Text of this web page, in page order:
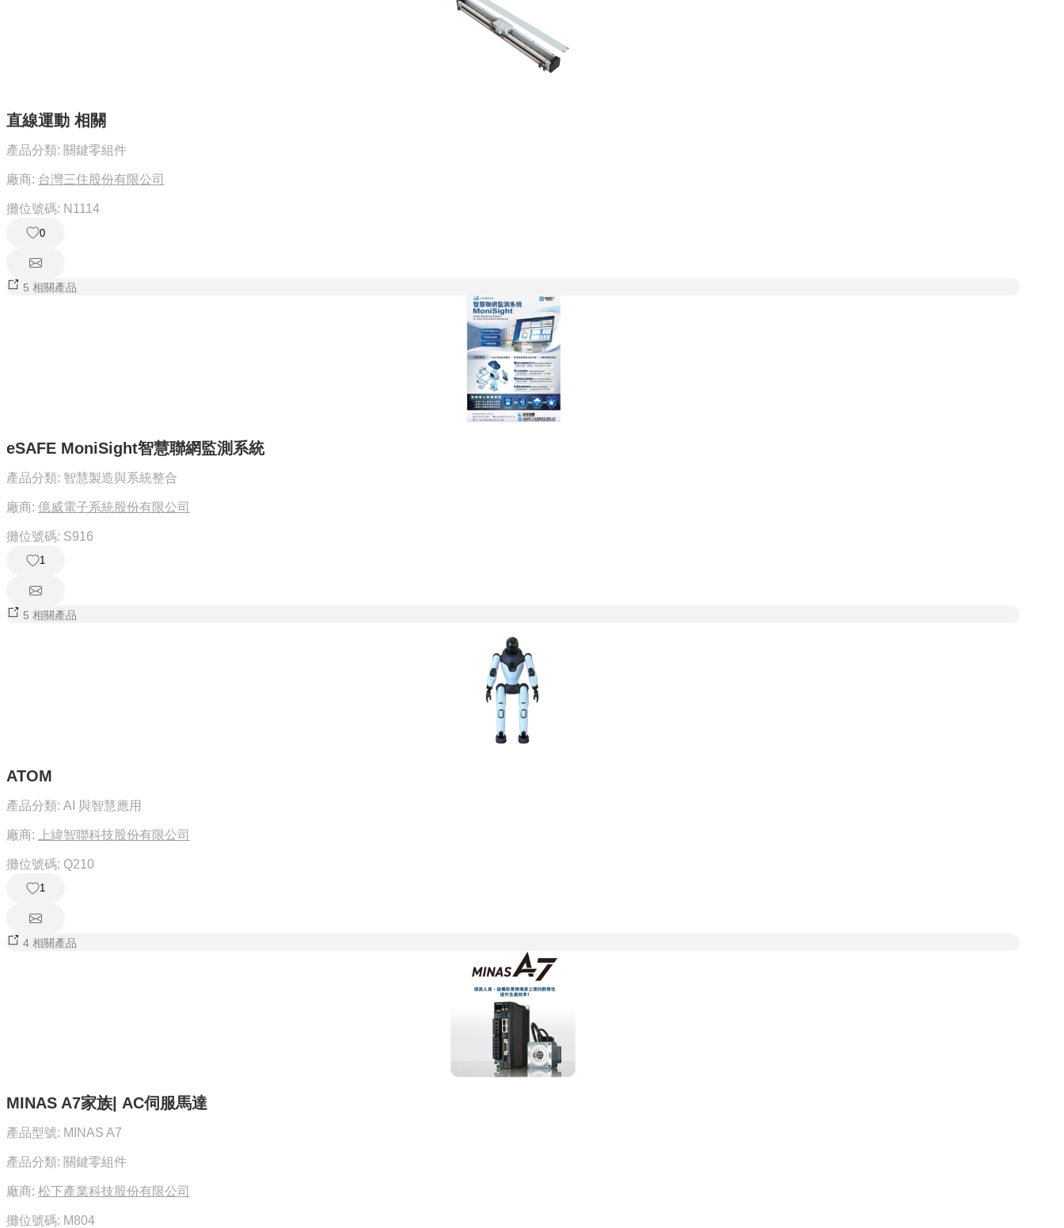
直線運動 相關
產品分類: 關鍵零組件
廠商: 台灣三住股份有限公司
攤位號碼: N1114
0
5 相關產品
eSAFE MoniSight智慧聯網監測系統
產品分類: 智慧製造與系統整合
廠商: 億威電子系統股份有限公司
攤位號碼: S916
1
5 相關產品
ATOM
產品分類: AI 與智慧應用
廠商: 上緯智聯科技股份有限公司
攤位號碼: Q210
1
4 相關產品
MINAS A7家族| AC伺服馬達
產品型號: MINAS A7
產品分類: 關鍵零組件
廠商: 松下產業科技股份有限公司
攤位號碼: M804